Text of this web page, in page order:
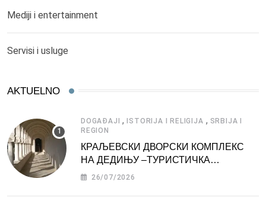
Mediji i entertainment
Servisi i usluge
AKTUELNO
DOGAĐAJI ,ISTORIJA I RELIGIJA , SRBIJA I
REGION
КРАЉЕВСКИ ДВОРСКИ КОМПЛЕКС
НА ДЕДИЊУ –ТУРИСТИЧКА
АТРАКЦИЈА
26/07/2026